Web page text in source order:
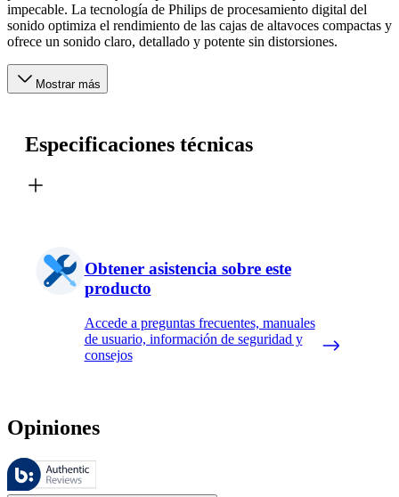
impecable. La tecnología de Philips de procesamiento digital del
sonido optimiza el rendimiento de las cajas de altavoces compactas y
ofrece un sonido claro, detallado y potente sin distorsiones.
Mostrar más
Especificaciones técnicas
Obtener asistencia sobre este
producto
Accede a preguntas frecuentes, manuales
de usuario, información de seguridad y
consejos
Opiniones
Estas reseñas las gestiona Bazaarvoice y cumplen con la política de